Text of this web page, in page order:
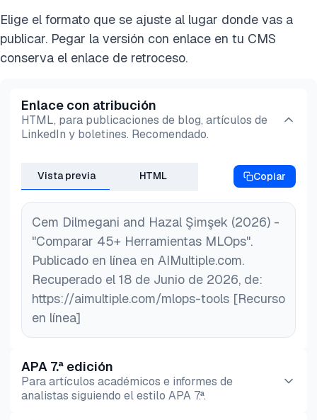
Elige el formato que se ajuste al lugar donde vas a
publicar. Pegar la versión con enlace en tu CMS
conserva el enlace de retroceso.
Enlace con atribución
HTML, para publicaciones de blog, artículos de
LinkedIn y boletines. Recomendado.
Vista previa HTML Copiar
Cem Dilmegani and Hazal Şimşek (2026) -
"Comparar 45+ Herramientas MLOps".
Publicado en línea en AIMultiple.com.
Recuperado el 18 de Junio de 2026, de:
https://aimultiple.com/mlops-tools [Recurso
en línea]
APA 7.ª edición
Para artículos académicos e informes de
analistas siguiendo el estilo APA 7.ª.